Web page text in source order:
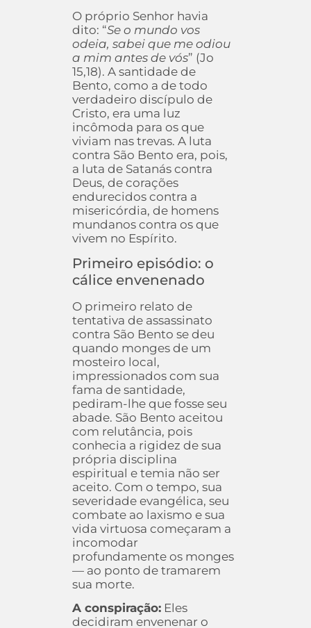
O próprio Senhor havia
dito: “Se o mundo vos
odeia, sabei que me odiou
a mim antes de vós” (Jo
15,18). A santidade de
Bento, como a de todo
verdadeiro discípulo de
Cristo, era uma luz
incômoda para os que
viviam nas trevas. A luta
contra São Bento era, pois,
a luta de Satanás contra
Deus, de corações
endurecidos contra a
misericórdia, de homens
mundanos contra os que
vivem no Espírito.
Primeiro episódio: o
cálice envenenado
O primeiro relato de
tentativa de assassinato
contra São Bento se deu
quando monges de um
mosteiro local,
impressionados com sua
fama de santidade,
pediram-lhe que fosse seu
abade. São Bento aceitou
com relutância, pois
conhecia a rigidez de sua
própria disciplina
espiritual e temia não ser
aceito. Com o tempo, sua
severidade evangélica, seu
combate ao laxismo e sua
vida virtuosa começaram a
incomodar
profundamente os monges
— ao ponto de tramarem
sua morte.
A conspiração: Eles
decidiram envenenar o